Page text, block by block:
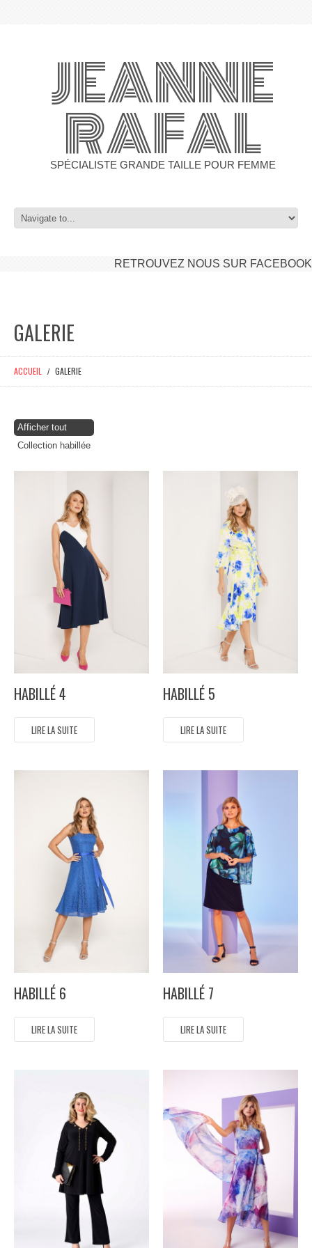
JEANNE
RAFAL
SPÉCIALISTE GRANDE TAILLE POUR FEMME
RETROUVEZ NOUS SUR FACEBOOK
GALERIE
ACCUEIL GALERIE
Afficher tout
Collection habillée
HABILLÉ 4
LIRE LA SUITE
HABILLÉ 5
LIRE LA SUITE
HABILLÉ 6
LIRE LA SUITE
HABILLÉ 7
LIRE LA SUITE